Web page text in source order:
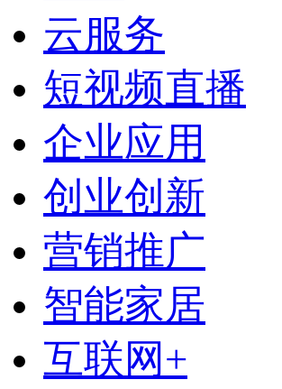
云服务
短视频直播
企业应用
创业创新
营销推广
智能家居
互联网+